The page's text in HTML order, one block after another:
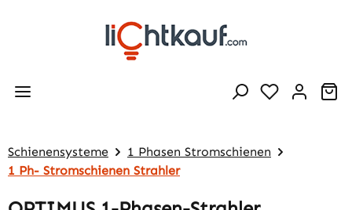
Zum Hauptinhalt springen
Schienensysteme
1 Phasen Stromschienen
1 Ph- Stromschienen Strahler